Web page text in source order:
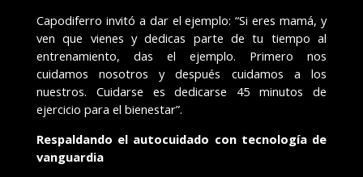
Capodiferro invitó a dar el ejemplo: “Si eres mamá, y
ven que vienes y dedicas parte de tu tiempo al
entrenamiento, das el ejemplo. Primero nos
cuidamos nosotros y después cuidamos a los
nuestros. Cuidarse es dedicarse 45 minutos de
ejercicio para el bienestar”.
Respaldando el autocuidado con tecnología de
vanguardia